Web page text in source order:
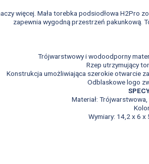
więcej. Mała torebka podsiodłowa H2Pro
zapewnia wygodną przestrzeń pakunkową.
Trójwarstwowy i wodoodporny
Rzep utrzymujący
Konstrukcja umożliwiająca szerokie otwarcie
Odblaskowe logo
Materiał:
Wymiary: 14,2 x 6 x